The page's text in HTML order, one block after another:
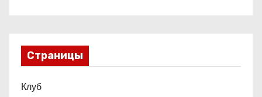
Страницы
Клуб